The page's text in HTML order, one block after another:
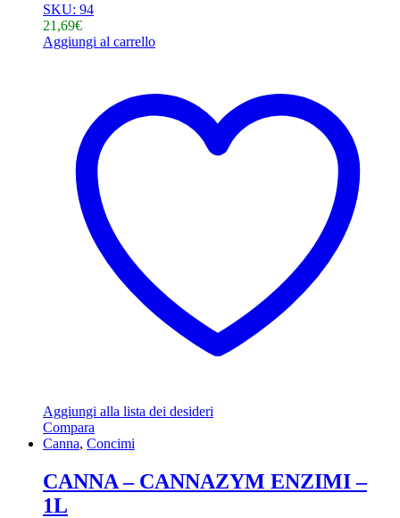
SKU: 94
21,69€
Aggiungi al carrello
Aggiungi alla lista dei desideri
Compara
Canna, Concimi
CANNA – CANNAZYM ENZIMI –
1L